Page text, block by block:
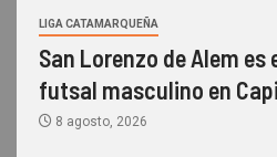
LIGA CATAMARQUEÑA
San Lorenzo de Alem es
futsal masculino en
8 agosto, 2026